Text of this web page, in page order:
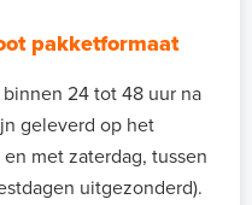
pakketformaat
24 tot 48 uur na
geleverd op het
met zaterdag, tussen
uitgezonderd).